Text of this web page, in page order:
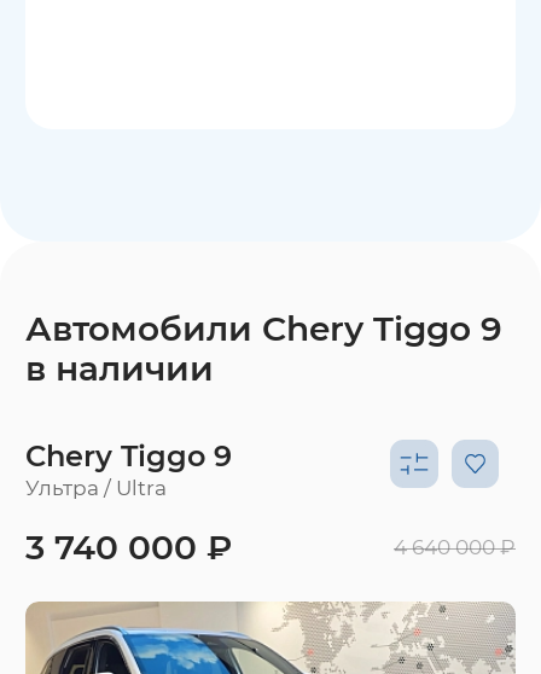
Автомобили Chery Tiggo 9
в наличии
Chery Tiggo 9
Ультра / Ultra
3 740 000 ₽ 4 640 000 ₽